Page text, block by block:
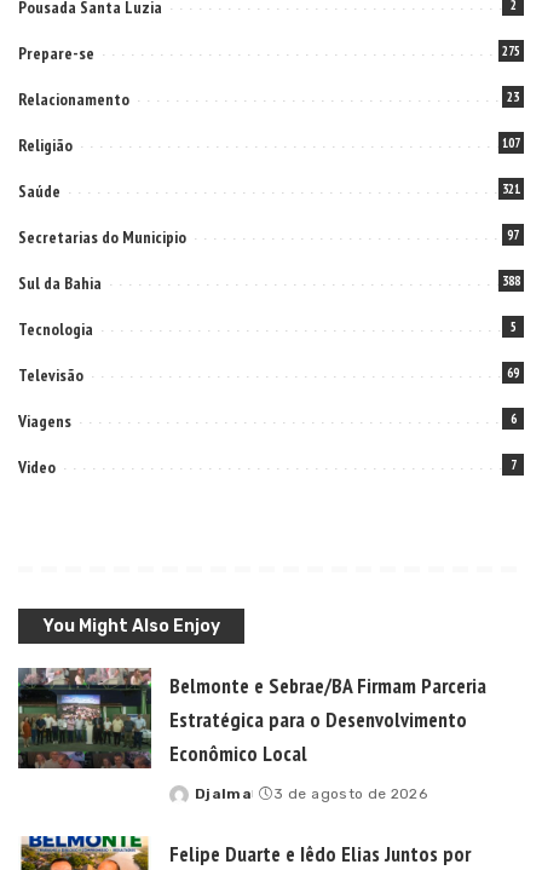
Pousada Santa Luzia 2
Prepare-se 275
Relacionamento 23
Religião 107
Saúde 321
Secretarias do Municipio 97
Sul da Bahia 388
Tecnologia 5
Televisão 69
Viagens 6
Video 7
You Might Also Enjoy
Belmonte e Sebrae/BA Firmam Parceria
Estratégica para o Desenvolvimento
Econômico Local
Posted
Djalma 3 de agosto de 2026
Felipe Duarte e Iêdo Elias Juntos por